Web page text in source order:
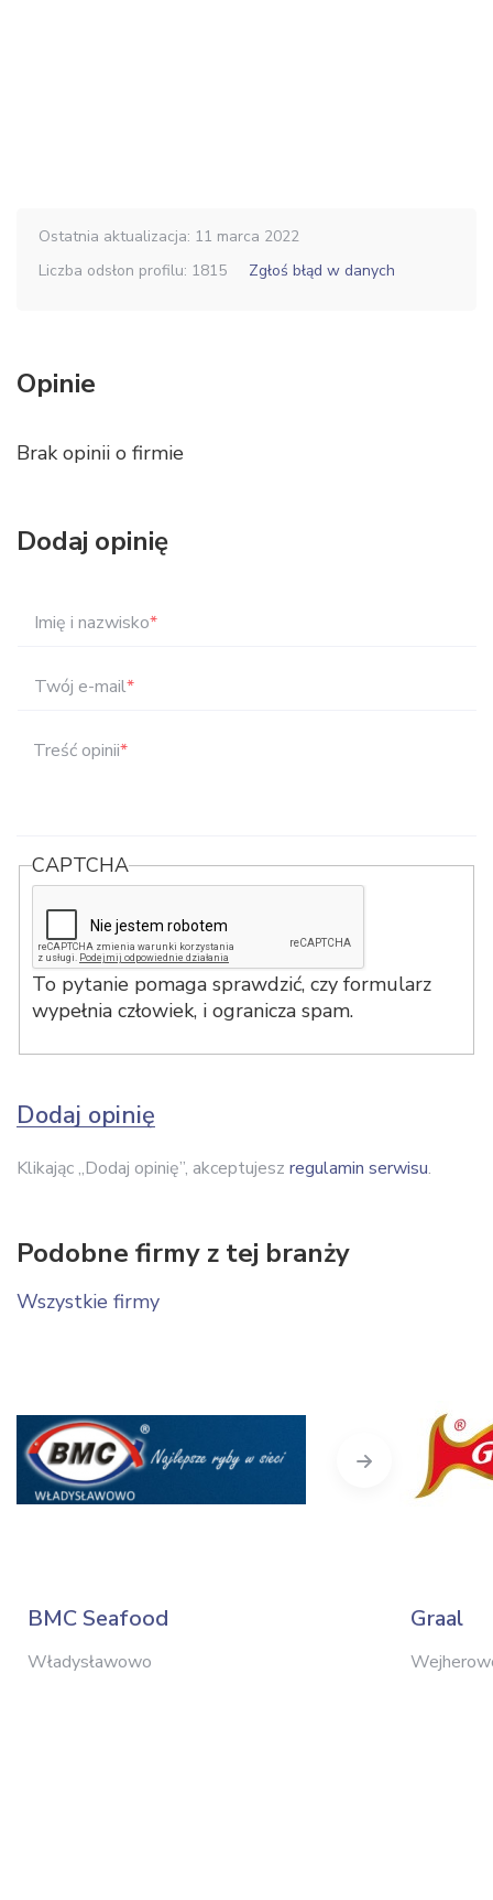
Ostatnia aktualizacja: 11 marca 2022
Liczba odsłon profilu: 1815
Zgłoś błąd w danych
Opinie
Brak opinii o firmie
Dodaj opinię
Imię i nazwisko*
Twój e-mail*
Treść opinii*
CAPTCHA
To pytanie pomaga sprawdzić, czy formularz
wypełnia człowiek, i ogranicza spam.
Dodaj opinię
Klikając „Dodaj opinię”, akceptujesz regulamin serwisu.
Podobne firmy z tej branży
Wszystkie firmy
BMC Seafood
Władysławowo
Graal
Next